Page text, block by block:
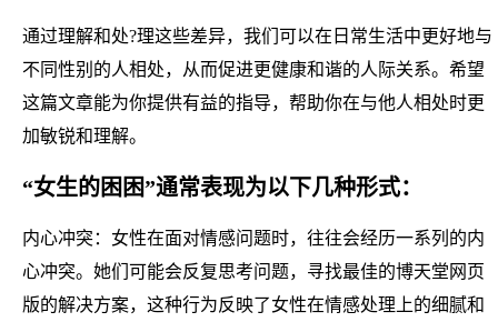
通过理解和处?理这些差异，我们可以在日常生活中更好地与
不同性别的人相处，从而促进更健康和谐的人际关系。希望
这篇文章能为你提供有益的指导，帮助你在与他人相处时更
加敏锐和理解。
“女生的困困”通常表现为以下几种形式：
内心冲突：女性在面对情感问题时，往往会经历一系列的内
心冲突。她们可能会反复思考问题，寻找最佳的博天堂网页
版的解决方案，这种行为反映了女性在情感处理上的细腻和